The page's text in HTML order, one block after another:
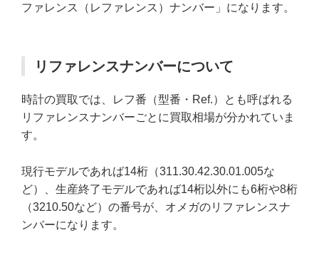
ファレンス（レファレンス）ナンバー」になります。
リファレンスナンバーについて
時計の買取では、レフ番（型番・Ref.）とも呼ばれる
リファレンスナンバーごとに買取相場が分かれていま
す。
現行モデルであれば14桁（311.30.42.30.01.005な
ど）、生産終了モデルであれば14桁以外にも6桁や8桁
（3210.50など）の番号が、オメガのリファレンスナ
ンバーになります。